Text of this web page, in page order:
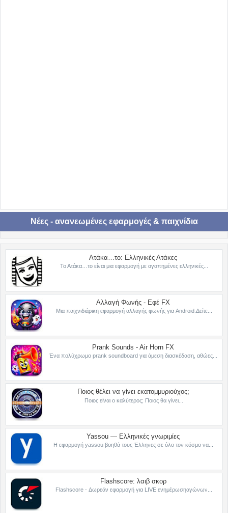
Νέες - ανανεωμένες εφαρμογές & παιχνίδια
Ατάκα…το: Ελληνικές Ατάκες
Το Ατάκα…το είναι μια εφαρμογή με αγαπημένες ελληνικές...
Αλλαγή Φωνής - Εφέ FX
Μια παιχνιδιάρικη εφαρμογή αλλαγής φωνής για Android.Δείτε...
Prank Sounds - Air Horn FX
Ένα πολύχρωμο prank soundboard για άμεση διασκέδαση, αθώες...
Ποιος θέλει να γίνει εκατομμυριούχος;
Ποιος είναι ο καλύτερος; Ποιος θα γίνει...
Yassou — Ελληνικές γνωριμίες
Η εφαρμογή yassou βοηθά τους Έλληνες σε όλο τον κόσμο να...
Flashscore: λαιβ σκορ
Flashscore - Δωρεάν εφαρμογή για LIVE ενημέρωσηαγώνων...